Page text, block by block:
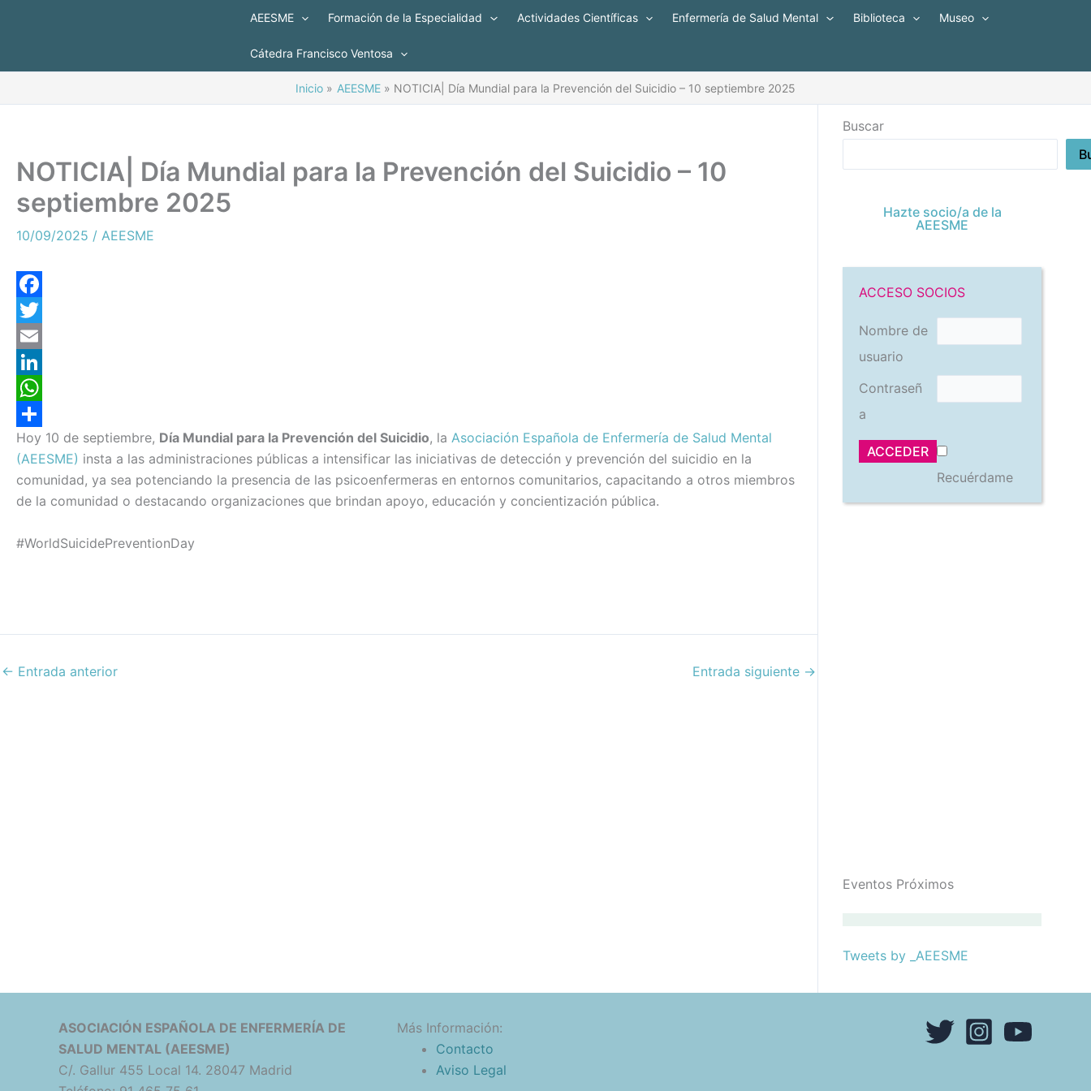
AEESME Formación de la Especialidad Actividades Científicas Enfermería de Salud Mental Biblioteca Museo
Cátedra Francisco Ventosa
Inicio AEESME NOTICIA| Día Mundial para la Prevención del Suicidio – 10 septiembre 2025
NOTICIA| Día Mundial para la Prevención del Suicidio – 10
septiembre 2025
10/09/2025 / AEESME
F
a
c
e
b
o
o
k
T
w
t
e
E
m
a
i
l
L
n
k
e
I
W
h
a
A
C
o
m
a
Hoy 10 de septiembre, Día Mundial para la Prevención del Suicidio, la Asociación Española de Enfermería de Salud Mental
(AEESME) insta a las administraciones públicas a intensificar las iniciativas de detección y prevención del suicidio en la
comunidad, ya sea potenciando la presencia de las psicoenfermeras en entornos comunitarios, capacitando a otros miembros
de la comunidad o destacando organizaciones que brindan apoyo, educación y concientización pública.
#WorldSuicidePreventionDay
← Entrada anterior Entrada siguiente →
Buscar
Hazte socio/a de la
AEESME
ACCESO SOCIOS
Nombre de
usuario
Contraseñ
a
Recuérdame
Eventos Próximos
Tweets by _AEESME
ASOCIACIÓN ESPAÑOLA DE ENFERMERÍA DE
SALUD MENTAL (AEESME)
C/. Gallur 455 Local 14. 28047 Madrid
Más Información:
Contacto
Aviso Legal